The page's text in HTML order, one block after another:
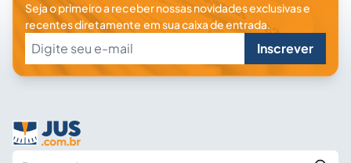
Seja o primeiro a receber nossas novidades exclusivas e
recentes diretamente em sua caixa de entrada.
Inscrever